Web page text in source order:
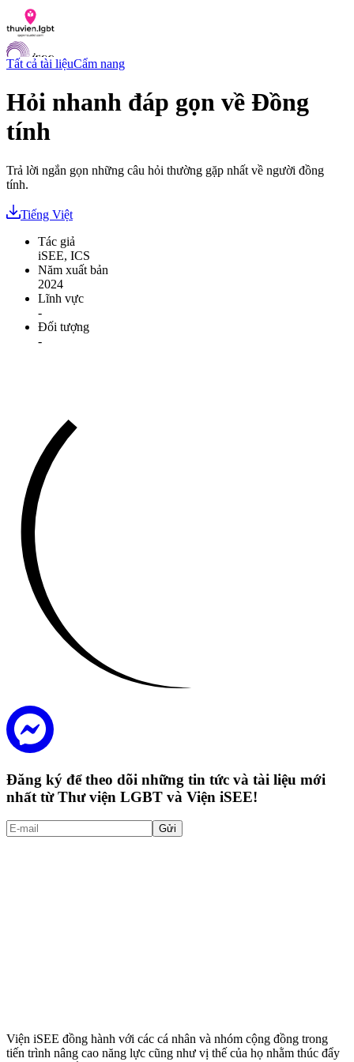
Danh sách tài liệu
Liên lạc
Chỉ số hoà nhập LGBTI
EN
Tất cả tài liệuCẩm nang
Hỏi nhanh đáp gọn về Đồng
tính
Trả lời ngắn gọn những câu hỏi thường gặp nhất về người đồng
tính.
Tiếng Việt
Tác giả
iSEE, ICS
Năm xuất bản
2024
Lĩnh vực
-
Đối tượng
-
Đăng ký để theo dõi những tin tức và tài liệu mới
nhất từ Thư viện LGBT và Viện iSEE!
Gửi
Viện iSEE đồng hành với các cá nhân và nhóm cộng đồng trong
tiến trình nâng cao năng lực cũng như vị thế của họ nhằm thúc đẩy